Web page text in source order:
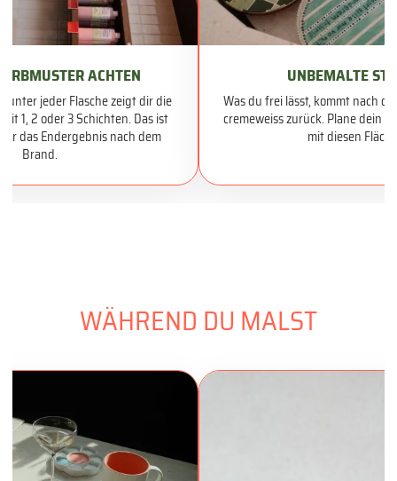
ACHTEN
unter jeder Flasche zeigt dir die
1, 2 oder 3 Schichten. Das ist
das Endergebnis nach dem
Brand.
UNBEMALTE
Was du frei lässt, kommt nach
cremeweiss zurück. Plane dein
mit diesen
WÄHREND DU MALST